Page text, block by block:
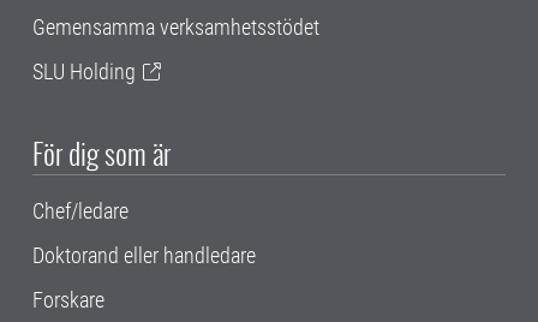
Gemensamma verksamhetsstödet
SLU Holding
För dig som är
Chef/ledare
Doktorand eller handledare
Forskare